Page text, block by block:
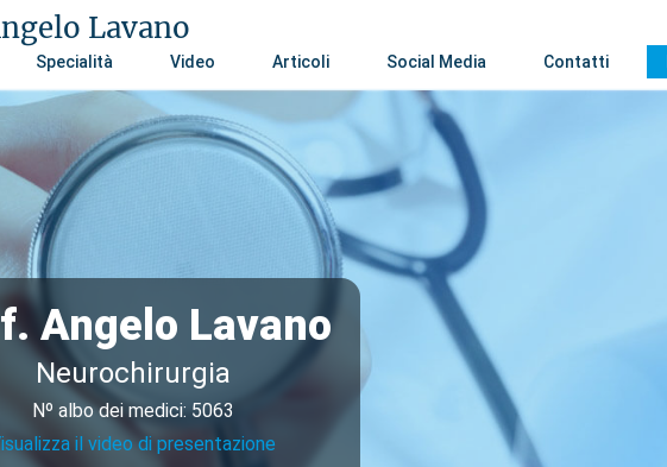
Lavano
Specialità Video Articoli Social Media Contatti
Angelo Lavano
Neurochirurgia
Nº albo dei medici: 5063
il video di presentazione